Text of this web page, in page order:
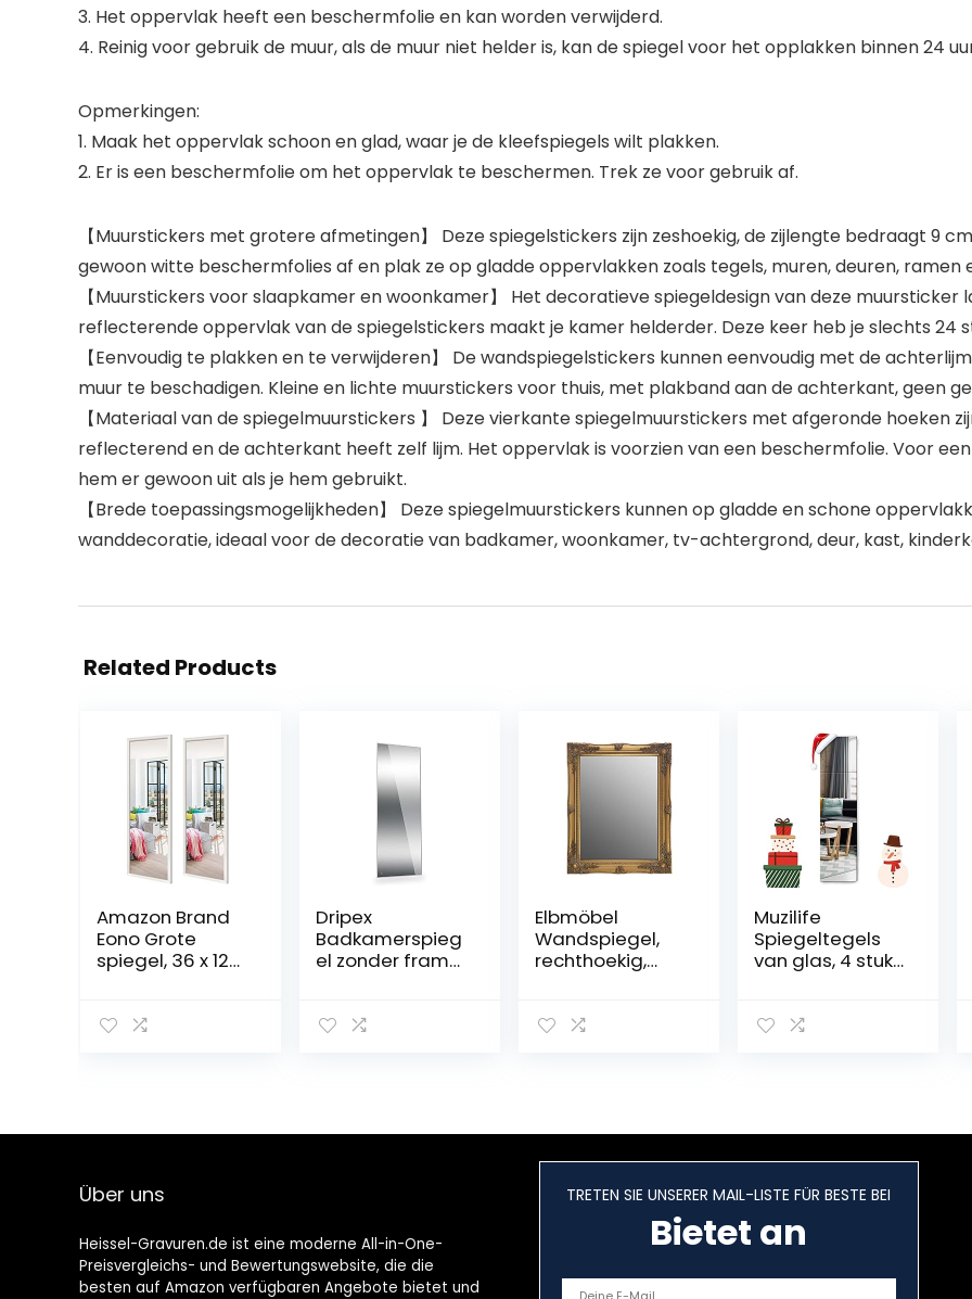
3. Het oppervlak heeft een beschermfolie en kan worden verwijderd.
4. Reinig voor gebruik de muur, als de muur niet helder is, kan de spiegel voor het opplakken binnen 24
Opmerkingen:
1. Maak het oppervlak schoon en glad, waar je de kleefspiegels wilt plakken.
2. Er is een beschermfolie om het oppervlak te beschermen. Trek ze voor gebruik af.
【Muurstickers met grotere afmetingen】 Deze spiegelstickers zijn zeshoekig, de zijlengte bedraagt 9
gewoon witte beschermfolies af en plak ze op gladde oppervlakken zoals tegels, muren, deuren, ramen
【Muurstickers voor slaapkamer en woonkamer】 Het decoratieve spiegeldesign van deze muursticker
reflecterende oppervlak van de spiegelstickers maakt je kamer helderder. Deze keer heb je slechts 24
【Eenvoudig te plakken en te verwijderen】 De wandspiegelstickers kunnen eenvoudig met de
muur te beschadigen. Kleine en lichte muurstickers voor thuis, met plakband aan de achterkant, geen
【Materiaal van de spiegelmuurstickers 】 Deze vierkante spiegelmuurstickers met afgeronde hoeken
reflecterend en de achterkant heeft zelf lijm. Het oppervlak is voorzien van een beschermfolie. Voor
hem er gewoon uit als je hem gebruikt.
【Brede toepassingsmogelijkheden】 Deze spiegelmuurstickers kunnen op gladde en schone
wanddecoratie, ideaal voor de decoratie van badkamer, woonkamer, tv-achtergrond, deur, kast,
Related Products
Amazon Brand
Eono Grote
spiegel, 36 x 122
volledig met wit
Dripex
Badkamerspieg
el zonder frame,
met gepolijste
slaapkamer en
Elbmöbel
Wandspiegel,
rechthoekig,
barok, antieke
landhuisstijl
Muzilife
Spiegeltegels
van glas, 4 stuks,
wandspiegel
set in keuken,
woonkamer en
Über uns
Heissel-Gravuren.de ist eine moderne All-in-One-
Preisvergleichs- und Bewertungswebsite, die die
besten auf Amazon verfügbaren Angebote bietet und
TRETEN SIE UNSERER MAIL-LISTE FÜR BESTE BEI
Bietet an